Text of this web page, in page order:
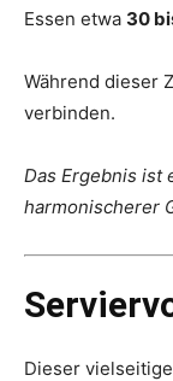
Essen etwa 30
Während dieser
verbinden.
Das Ergebnis ist
harmonischerer
Dieser